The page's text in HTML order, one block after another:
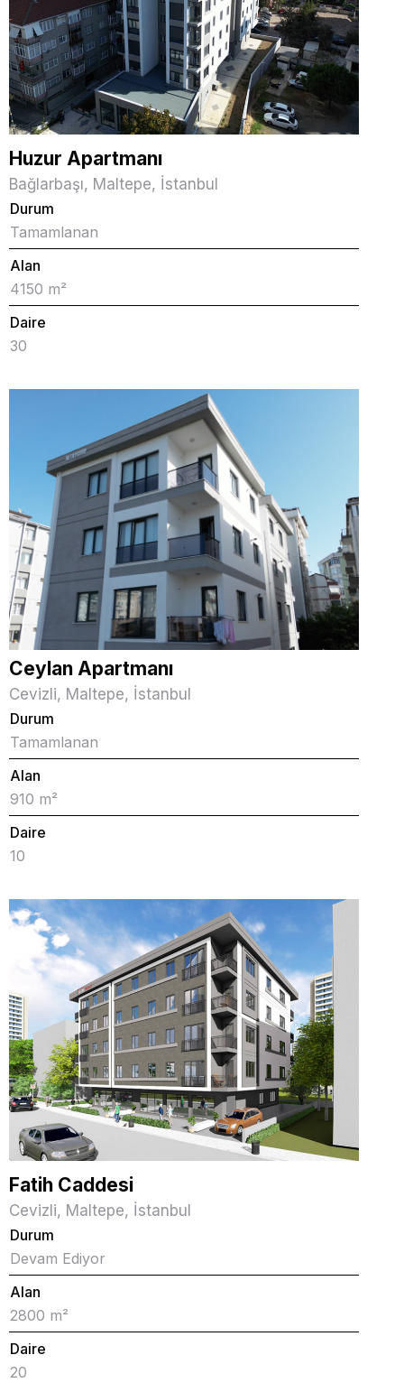
Huzur Apartmanı
Bağlarbaşı, Maltepe, İstanbul
Durum
Tamamlanan
Alan
4150 m²
Daire
30
Ceylan Apartmanı
Cevizli, Maltepe, İstanbul
Durum
Tamamlanan
Alan
910 m²
Daire
10
Fatih Caddesi
Cevizli, Maltepe, İstanbul
Durum
Devam Ediyor
Alan
2800 m²
Daire
20